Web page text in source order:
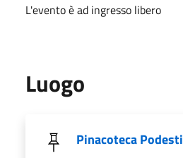
L'evento è ad ingresso libero
Luogo
Pinacoteca Podesti